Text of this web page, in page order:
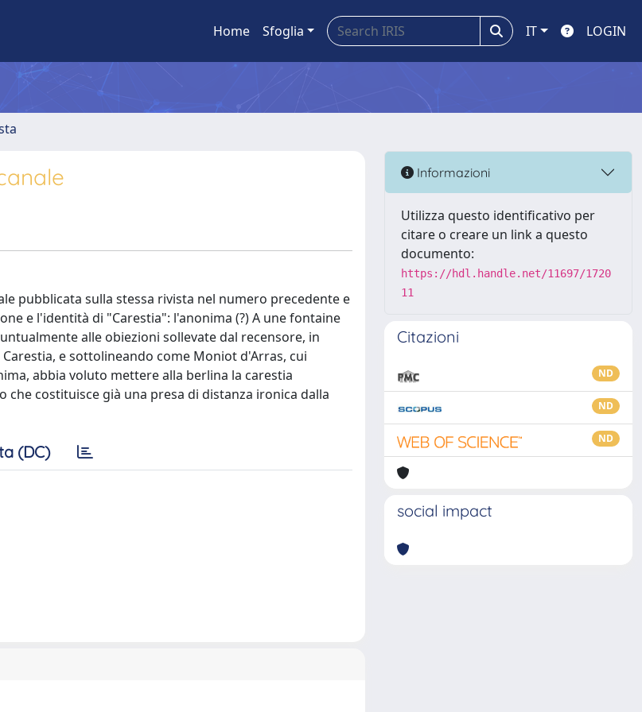
Home Sfoglia IT LOGIN
pubblicata sulla stessa rivista nel numero precedente e
e l'identità di "Carestia": l'anonima (?) A une fontaine
alle obiezioni sollevate dal recensore, in
e sottolineando come Moniot d'Arras, cui
abbia voluto mettere alla berlina la carestia
costituisce già una presa di distanza ironica dalla
(DC)
Informazioni
Utilizza questo identificativo per
citare o creare un link a questo
documento:
https://hdl.handle.net/11697/1720
11
Citazioni
ND
ND
ND
social impact